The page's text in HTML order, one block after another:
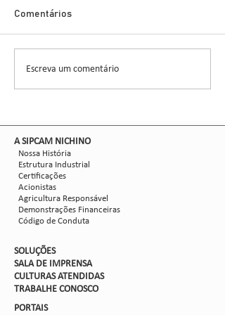
Nova safra de milho:
como mitigar as perdas
Comentários
Escreva um comentário
​A SIPCAM NICHINO
Nossa História
Estrutura Industrial
Certificações
Acionistas
Agricultura Responsável
Demonstrações Financeiras
Código de Conduta
SOLUÇÕES
SALA DE IMPRENSA
CULTURAS ATENDIDAS
TRABALHE CONOSCO
PORTAIS